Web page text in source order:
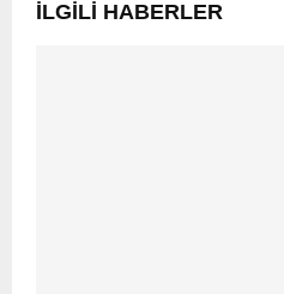
İLGILI HABERLER